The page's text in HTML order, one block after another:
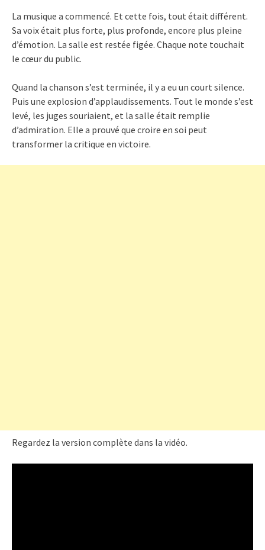
La musique a commencé. Et cette fois, tout était différent.
Sa voix était plus forte, plus profonde, encore plus pleine
d’émotion. La salle est restée figée. Chaque note touchait
le cœur du public.
Quand la chanson s’est terminée, il y a eu un court silence.
Puis une explosion d’applaudissements. Tout le monde s’est
levé, les juges souriaient, et la salle était remplie
d’admiration. Elle a prouvé que croire en soi peut
transformer la critique en victoire.
Regardez la version complète dans la vidéo.